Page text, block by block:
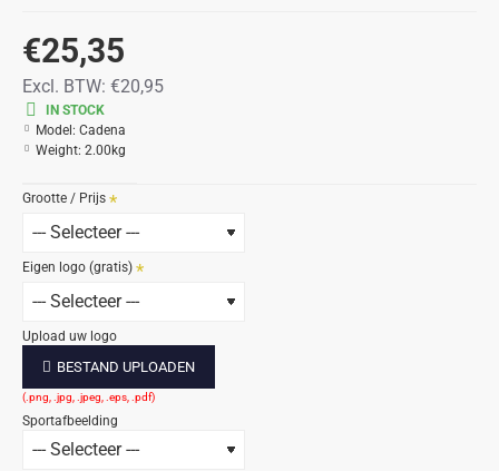
€25,35
Excl. BTW: €20,95
IN STOCK
Model: Cadena
Weight: 2.00kg
Grootte / Prijs
Eigen logo (gratis)
Upload uw logo
BESTAND UPLOADEN
Sportafbeelding